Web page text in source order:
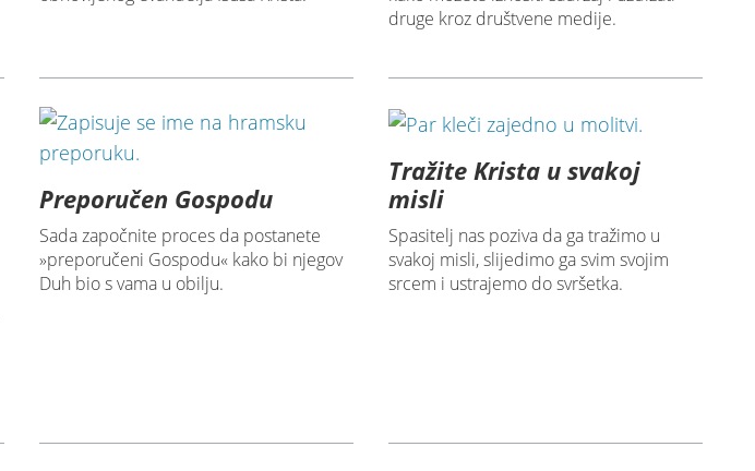
druge kroz društvene medije.
Preporučen Gospodu
Sada započnite proces da postanete
»preporučeni Gospodu« kako bi njegov
Duh bio s vama u obilju.
Tražite Krista u svakoj
misli
Spasitelj nas poziva da ga tražimo u
svakoj misli, slijedimo ga svim svojim
srcem i ustrajemo do svršetka.